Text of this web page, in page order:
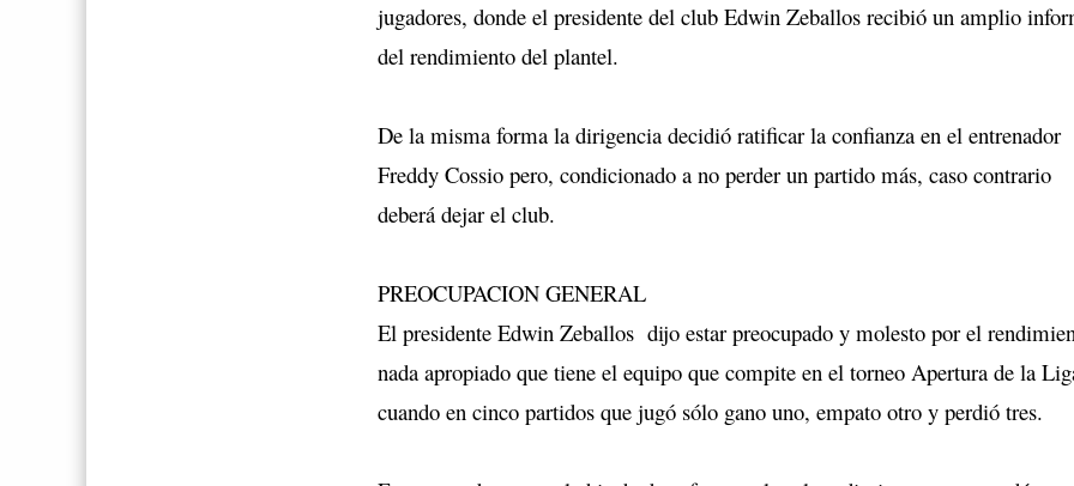
jugadores, donde el presidente del club Edwin Zeballos recibió un amplio
del rendimiento del plantel.
De la misma forma la dirigencia decidió ratificar la confianza en el entrenador
Freddy Cossio pero, condicionado a no perder un partido más, caso contrario
deberá dejar el club.
PREOCUPACION GENERAL
El presidente Edwin Zeballos dijo estar preocupado y molesto por el
nada apropiado que tiene el equipo que compite en el torneo Apertura de la
cuando en cinco partidos que jugó sólo gano uno, empato otro y perdió tres.